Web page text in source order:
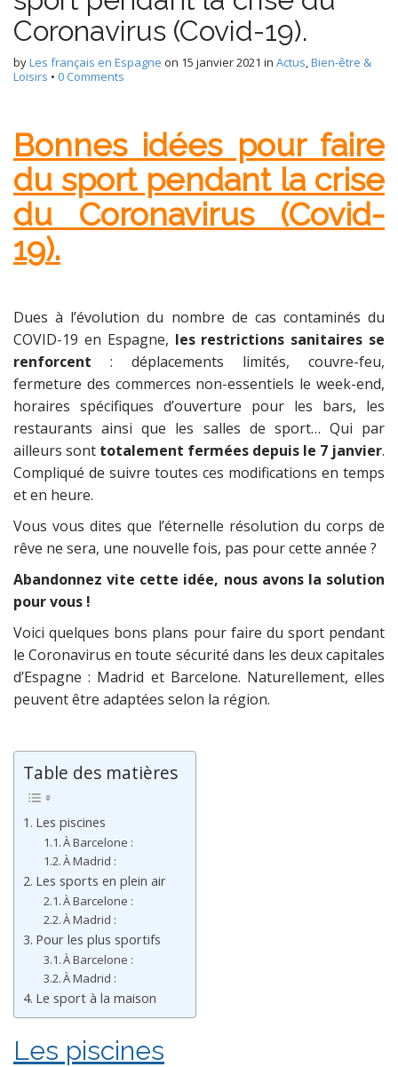
Coronavirus (Covid-19).
byLes français en Espagne on 15 janvier 2021 in Actus,Bien-être &
Loisirs • 0 Comments
Bonnes idées pour faire
du sport pendant la crise
du Coronavirus (Covid-
19).
Dues à l’évolution du nombre de cas contaminés du
COVID-19 en Espagne, les restrictions sanitaires se
renforcent : déplacements limités, couvre-feu,
fermeture des commerces non-essentiels le week-end,
horaires spécifiques d’ouverture pour les bars, les
restaurants ainsi que les salles de sport… Qui par
ailleurs sont totalement fermées depuis le 7 janvier.
Compliqué de suivre toutes ces modifications en temps
et en heure.
Vous vous dites que l’éternelle résolution du corps de
rêve ne sera, une nouvelle fois, pas pour cette année ?
Abandonnez vite cette idée, nous avons la solution
pour vous !
Voici quelques bons plans pour faire du sport pendant
le Coronavirus en toute sécurité dans les deux capitales
d’Espagne : Madrid et Barcelone. Naturellement, elles
peuvent être adaptées selon la région.
Table des matières
Les piscines
À Barcelone :
À Madrid :
Les sports en plein air
À Barcelone :
À Madrid :
Pour les plus sportifs
À Barcelone :
À Madrid :
Le sport à la maison
Les piscines